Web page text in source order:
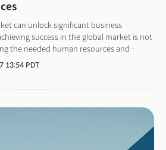
can unlock significant business
success in the global market is not
the needed human resources and
the local territory, to providing the
in the relevant market, businesses
those companies with deep pockets
the global markets due to the
environment, ever changing needs of the
different laws in different states,
13:54 PDT